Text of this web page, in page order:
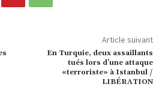
Article suivant
En Turquie, deux assaillants
tués lors d’une attaque
«terroriste» à Istanbul /
LIBÉRATION